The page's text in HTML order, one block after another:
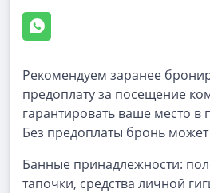
Рекомендуем заранее
предоплату за посещение
гарантировать ваше место в
Без предоплаты бронь может
Банные принадлежности:
тапочки, средства личной